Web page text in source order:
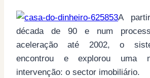
A
década de 90 e num
aceleração até 2002, o
encontrou e explorou uma
intervenção: o sector imobiliário.